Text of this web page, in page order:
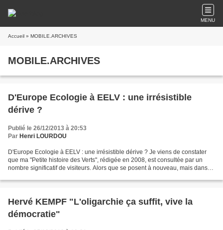
MENU
Accueil » MOBILE.ARCHIVES
MOBILE.ARCHIVES
D'Europe Ecologie à EELV : une irrésistible
dérive ?
Publié le 26/12/2013 à 20:53
Par Henri LOURDOU
D'Europe Ecologie à EELV : une irrésistible dérive ? Je viens de constater
que ma "Petite histoire des Verts", rédigée en 2008, est consultée par un
nombre significatif de visiteurs. Alors que se posent à nouveau, mais dans
Hervé KEMPF "L'oligarchie ça suffit, vive la
démocratie"